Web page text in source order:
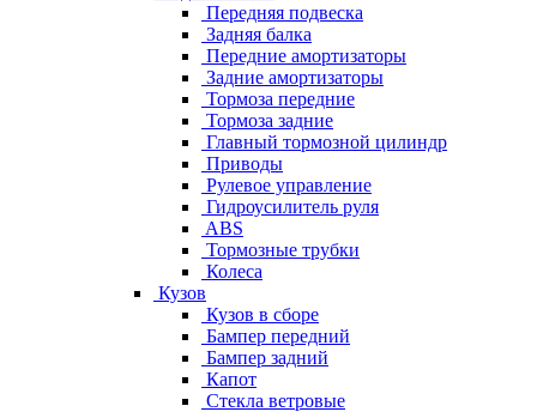
Передняя подвеска
Задняя балка
Передние амортизаторы
Задние амортизаторы
Тормоза передние
Тормоза задние
Главный тормозной цилиндр
Приводы
Рулевое управление
Гидроусилитель руля
ABS
Тормозные трубки
Колеса
Кузов
Кузов в сборе
Бампер передний
Бампер задний
Капот
Стекла ветровые